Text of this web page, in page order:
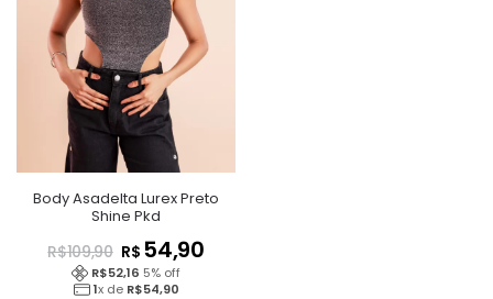
Body Asadelta Lurex Preto
Shine Pkd
R$109,90 R$ 54,90
R$52,16 5% off
1x de R$54,90